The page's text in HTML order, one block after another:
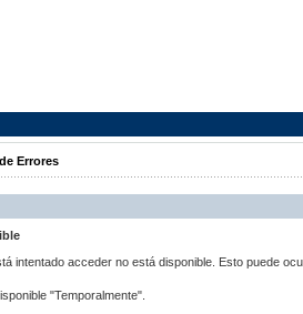
Errores
intentado acceder no está disponible. Esto puede
"Temporalmente".